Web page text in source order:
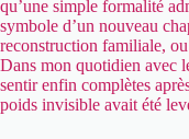
qu’une simple formalité
symbole d’un nouveau
reconstruction familiale,
Dans mon quotidien avec
sentir enfin complètes
poids invisible avait été